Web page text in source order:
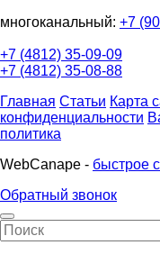
многоканальный: +7
+7 (4812) 35-09-09
+7 (4812) 35-08-88
Главная Статьи Карта
конфиденциальности
политика
WebCanape - быстрое
Обратный звонок